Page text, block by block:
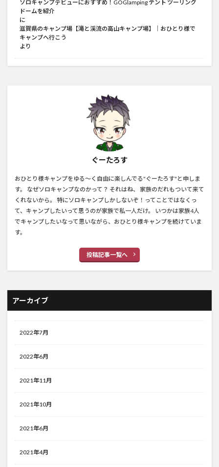
ソロキャンプデビューにおすすめ！GOGlamping テント ツーリング
ドームを紹介
に
滋賀県のキャンプ場【滝と渓流の高山キャンプ場】│おひとり様で
キャンプへ行こう
より
ぐーたろす
おひとり様キャンプをゆる～く自由に楽しんでる"ぐーたろす"と申しま
す。 なぜソロキャンプなのかって？ それはね、 家族のだれもついて来て
くれないから。 特にソロキャンプしかしないぞ！ってことではなくっ
て、キャンプしたいって思うのが家族で私一人だけ。 いつかは家族4人
でキャンプしたいなって思いながら、おひとり様キャンプを続けていま
す。
投稿記事一覧へ
アーカイブ
2022年7月
2022年6月
2021年11月
2021年10月
2021年6月
2021年4月